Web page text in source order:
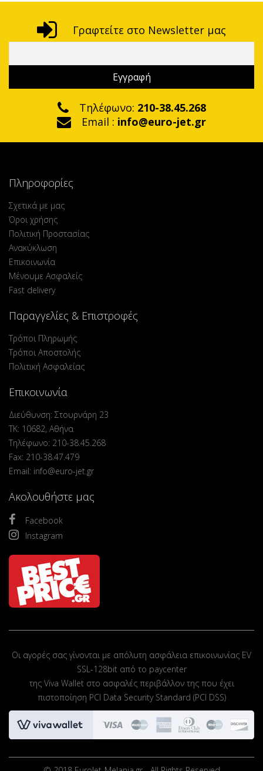
Γραφτείτε στο Newsletter μας
Τηλέφωνο: 210-38.45.268
Email : info@euro-jet.gr
Πληροφορίες
Σχετικά με μας
Όροι χρήσης
Πολιτική Προστασίας
Ανακύκλωση
Επικοινωνία
Μένουμε Ασφαλείς
Fast delivery
Παραγγελίες & Επιστροφές
Τρόποι Πληρωμής
Τρόποι Αποστολής
Πολιτική Ασφαλείας
Επικοινωνία
Διεύθυνση: Στουρνάρη 23
ΤΚ: 10682, Αθήνα
Τηλέφωνο: 210-38.45.268
Fax: 210-38.47.479
Email: info@euro-jet.gr
Ακολουθήστε μας
Facebook
Instagram
Οι αγορές σας γίνονται με απόλυτη ασφάλεια επικοινωνίας EV
SSL-128bit από το paycenter
της Viva Wallet στο ασφαλές περιβάλλον της που έχει
πιστοποίηση PCI Data Security Standard (PCI DSS)